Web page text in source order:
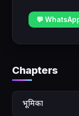
💬
Chapters
भूमिका